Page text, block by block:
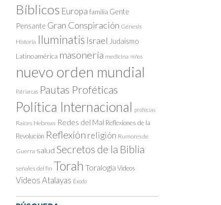
Bíblicos Europa familia Gente
Pensante Gran Conspiración Génesis
Historia Iluminatis Israel Judaísmo
Latinoamérica masonería medicina niños
nuevo orden mundial
Patriarcas Pautas Proféticas
Política Internacional profecías
Raíces Hebreas Redes del Mal Reflexiones de la
Revolución Reflexión religión Rumores de
Guerra salud Secretos de la Biblia
señales del fin Torah Toralogía Videos
Videos Atalayas Éxodo